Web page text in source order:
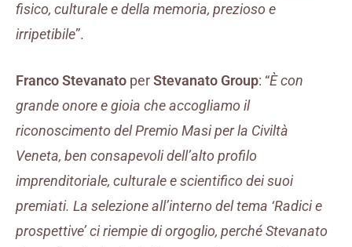
fisico, culturale e della memoria, prezioso e
irripetibile”.
Franco Stevanato perStevanato Group: “È con
grande onore e gioia che accogliamo il
riconoscimento del Premio Masi per la Civiltà
Veneta, ben consapevoli dell’alto profilo
imprenditoriale, culturale e scientifico dei suoi
premiati. La selezione all’interno del tema ‘Radici e
prospettive’ ci riempie di orgoglio, perché Stevanato